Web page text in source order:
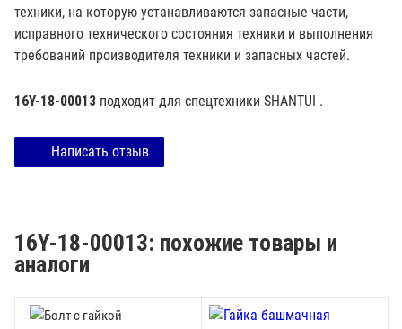
техники, на которую устанавливаются запасные части,
исправного технического состояния техники и выполнения
требований производителя техники и запасных частей.
16Y-18-00013 подходит для спецтехники SHANTUI .
Написать отзыв
16Y-18-00013: похожие товары и
аналоги